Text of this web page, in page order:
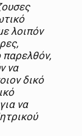
λοιπόν
να
δικό
να